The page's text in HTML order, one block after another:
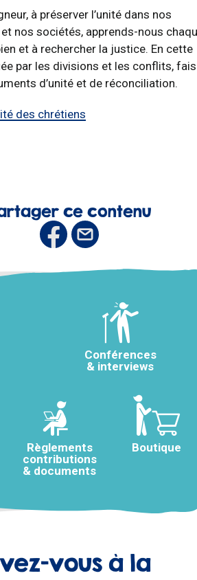
à préserver l’unité dans nos
nos sociétés, apprends-nous
et à rechercher la justice. En cette
par les divisions et les conflits,
d’unité et de réconciliation.
des chrétiens
ce contenu
Conférences
& interviews
Règlements
contributions
& documents
Boutique
vous à la